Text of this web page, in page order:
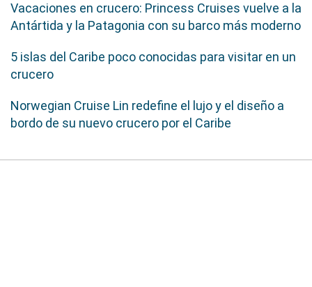
Vacaciones en crucero: Princess Cruises vuelve a la
Antártida y la Patagonia con su barco más moderno
5 islas del Caribe poco conocidas para visitar en un
crucero
Norwegian Cruise Lin redefine el lujo y el diseño a
bordo de su nuevo crucero por el Caribe